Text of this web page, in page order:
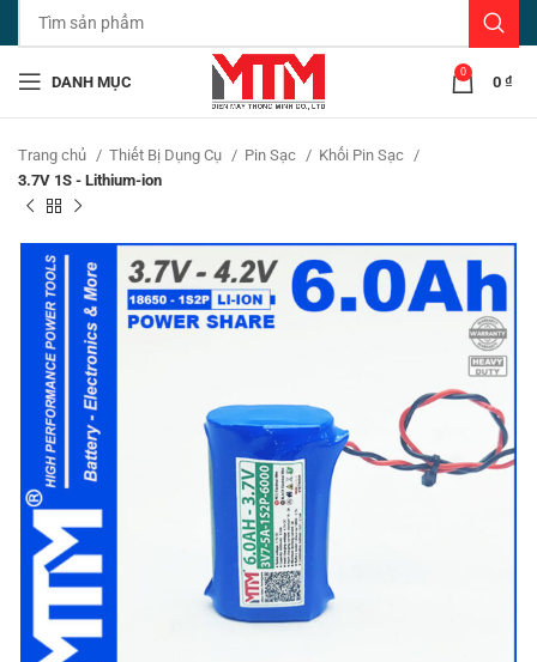
DANH MỤC
0
0 ₫
Trang chủ Thiết Bị Dụng Cụ Pin Sạc
Khối Pin Sạc
3.7V 1S - Lithium-ion